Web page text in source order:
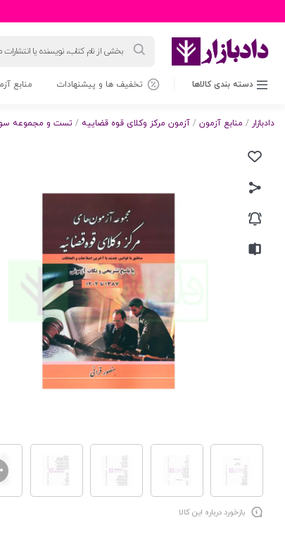
محصولات
دسته بندی کالاها تخفیف ها و پیشنهادات منابع
دادبازار / منابع آزمون / آزمون مرکز وکلای قوه قضاییه / تست و مجموعه
بازخورد درباره این کالا